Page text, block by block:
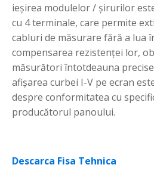
ieșirea modulelor / șirurilor
cu 4 terminale, care permite
cabluri de măsurare fără a lua
compensarea rezistenței lor,
măsurători întotdeauna
afișarea curbei I-V pe ecran
despre conformitatea cu
producătorul panoului.
Descarca Fisa Tehnica